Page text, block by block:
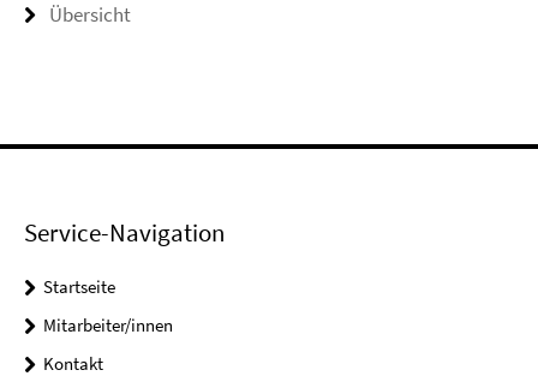
Übersicht
Service-Navigation
Startseite
Mitarbeiter/innen
Kontakt